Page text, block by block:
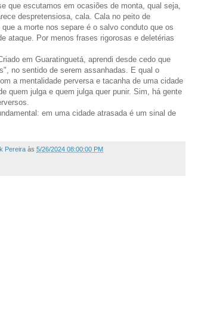
que escutamos em ocasiões de monta, qual seja,
despretensiosa, cala. Cala no peito de
a morte nos separe é o salvo conduto que os
ataque. Por menos frases rigorosas e deletérias
em Guaratinguetá, aprendi desde cedo que
no sentido de serem assanhadas. E qual o
a mentalidade perversa e tacanha de uma cidade
quem julga e quem julga quer punir. Sim, há gente
em uma cidade atrasada é um sinal de
Pereira às 5/26/2024 08:00:00 PM